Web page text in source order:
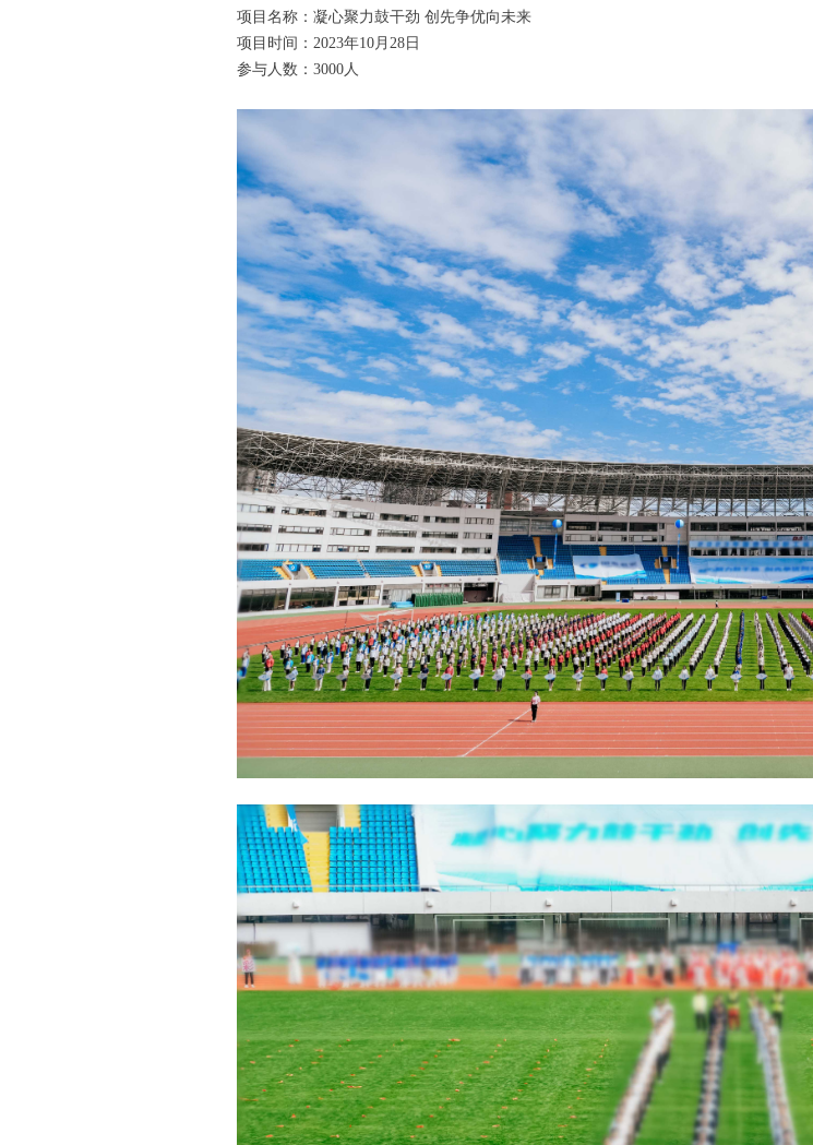
项目名称：凝心聚力鼓干劲 创先争优向未来
项目时间：2023年10月28日
参与人数：3000人